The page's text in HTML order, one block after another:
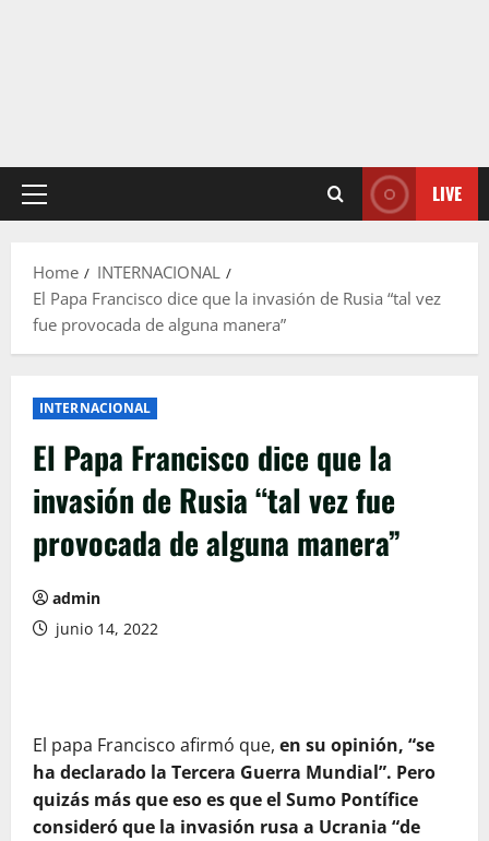
Primary
LIVE
Home
INTERNACIONAL
El Papa Francisco dice que la invasión de Rusia “tal vez
fue provocada de alguna manera”
INTERNACIONAL
El Papa Francisco dice que la
invasión de Rusia “tal vez fue
provocada de alguna manera”
admin
junio 14, 2022
El papa Francisco afirmó que, en su opinión, “se
ha declarado la Tercera Guerra Mundial”. Pero
quizás más que eso es que el Sumo Pontífice
consideró que la invasión rusa a Ucrania “de